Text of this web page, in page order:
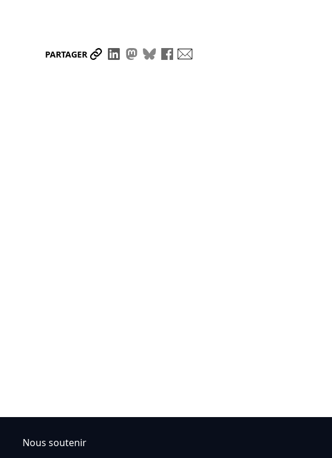
PARTAGER Partager le lien
Partager sur LinkedIn
Partager sur Mastodon
Partager sur Bluesky
Partager sur Facebook
Nous soutenir